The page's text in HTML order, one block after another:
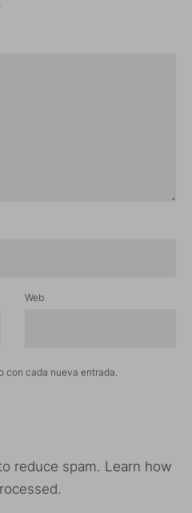
Web
con cada nueva entrada.
reduce spam. Learn how